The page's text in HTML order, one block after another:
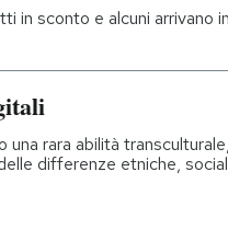
in sconto e alcuni arrivano in
una rara abilità transculturale,
differenze etniche,